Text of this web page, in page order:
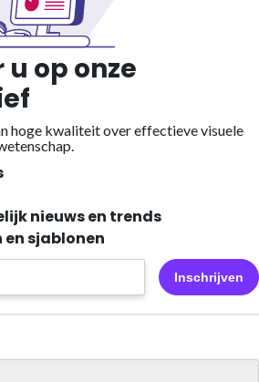
op onze
hoge kwaliteit over effectieve visuele
nieuws en trends
sjablonen
Inschrijven